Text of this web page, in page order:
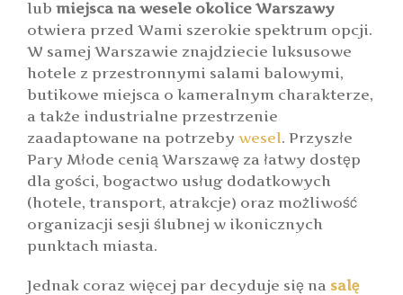
lub miejsca na wesele okolice Warszawy
otwiera przed Wami szerokie spektrum opcji.
W samej Warszawie znajdziecie luksusowe
hotele z przestronnymi salami balowymi,
butikowe miejsca o kameralnym charakterze,
a także industrialne przestrzenie
zaadaptowane na potrzeby wesel. Przyszłe
Pary Młode cenią Warszawę za łatwy dostęp
dla gości, bogactwo usług dodatkowych
(hotele, transport, atrakcje) oraz możliwość
organizacji sesji ślubnej w ikonicznych
punktach miasta.
Jednak coraz więcej par decyduje się na salę